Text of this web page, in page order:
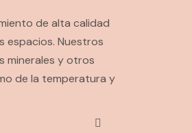
de alta calidad
espacios. Nuestros
minerales y otros
de la temperatura y